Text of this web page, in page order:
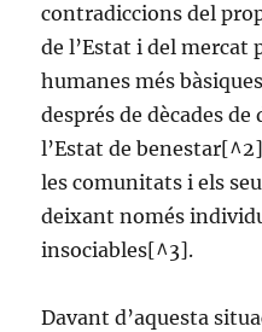
contradiccions del
de l’Estat i del mercat
humanes més
després de dècades
l’Estat de
les comunitats i els
deixant només
insociables[^3].
Davant d’aquesta